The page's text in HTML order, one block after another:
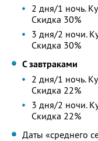
2 дня/1 ночь.
Скидка 30%
3 дня/2 ночи.
Скидка 30%
С завтраками
2 дня/1 ночь.
Скидка 22%
3 дня/2 ночи.
Скидка 22%
Даты «среднего